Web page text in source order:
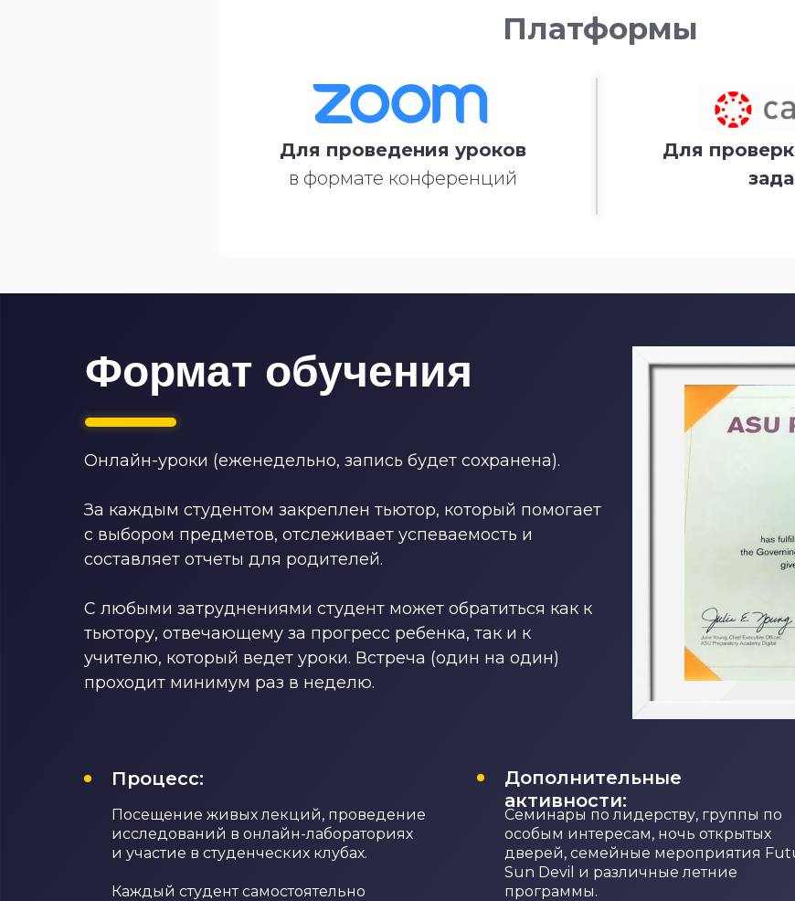
Платформы
Для проведения уроков
в формате конференций
Для
Формат обучения
Онлайн-уроки (еженедельно, запись будет сохранена).
За каждым студентом закреплен тьютор, который помогает
с выбором предметов, отслеживает успеваемость и
составляет отчеты для родителей.
С любыми затруднениями студент может обратиться как к
тьютору, отвечающему за прогресс ребенка, так и к
учителю, который ведет уроки. Встреча (один на один)
проходит минимум раз в неделю.
Процесс:
Посещение живых лекций, проведение
исследований в онлайн-лабораториях
и участие в студенческих клубах.
Каждый студент самостоятельно
Дополнительные
активности:
Семинары по лидерству, группы по
особым интересам, ночь открытых
дверей, семейные мероприятия
Sun Devil и различные летние
программы.